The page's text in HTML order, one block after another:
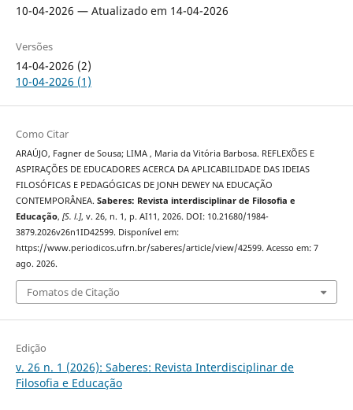
10-04-2026 — Atualizado em 14-04-2026
Versões
14-04-2026 (2)
10-04-2026 (1)
Como Citar
ARAÚJO, Fagner de Sousa; LIMA , Maria da Vitória Barbosa. REFLEXÕES E
ASPIRAÇÕES DE EDUCADORES ACERCA DA APLICABILIDADE DAS IDEIAS
FILOSÓFICAS E PEDAGÓGICAS DE JONH DEWEY NA EDUCAÇÃO
CONTEMPORÂNEA. Saberes: Revista interdisciplinar de Filosofia e
Educação, [S. l.], v. 26, n. 1, p. AI11, 2026. DOI: 10.21680/1984-
3879.2026v26n1ID42599. Disponível em:
https://www.periodicos.ufrn.br/saberes/article/view/42599. Acesso em: 7
ago. 2026.
Fomatos de Citação
Edição
v. 26 n. 1 (2026): Saberes: Revista Interdisciplinar de
Filosofia e Educação